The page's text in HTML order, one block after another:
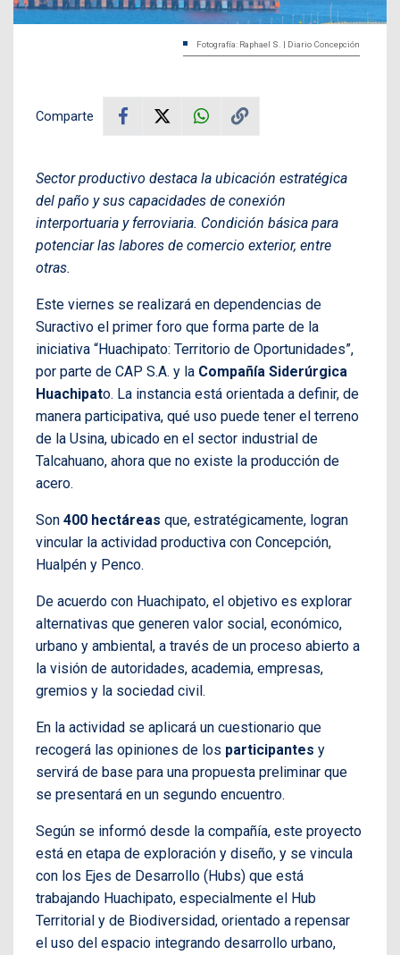
Fotografía: Raphael S. | Diario Concepción
Comparte
Sector productivo destaca la ubicación estratégica
del paño y sus capacidades de conexión
interportuaria y ferroviaria. Condición básica para
potenciar las labores de comercio exterior, entre
otras.
Este viernes se realizará en dependencias de
Suractivo el primer foro que forma parte de la
iniciativa “Huachipato: Territorio de Oportunidades”,
por parte de CAP S.A. y la Compañía Siderúrgica
Huachipato. La instancia está orientada a definir, de
manera participativa, qué uso puede tener el terreno
de la Usina, ubicado en el sector industrial de
Talcahuano, ahora que no existe la producción de
acero.
Son 400 hectáreas que, estratégicamente, logran
vincular la actividad productiva con Concepción,
Hualpén y Penco.
De acuerdo con Huachipato, el objetivo es explorar
alternativas que generen valor social, económico,
urbano y ambiental, a través de un proceso abierto a
la visión de autoridades, academia, empresas,
gremios y la sociedad civil.
En la actividad se aplicará un cuestionario que
recogerá las opiniones de los participantes y
servirá de base para una propuesta preliminar que
se presentará en un segundo encuentro.
Según se informó desde la compañía, este proyecto
está en etapa de exploración y diseño, y se vincula
con los Ejes de Desarrollo (Hubs) que está
trabajando Huachipato, especialmente el Hub
Territorial y de Biodiversidad, orientado a repensar
el uso del espacio integrando desarrollo urbano,